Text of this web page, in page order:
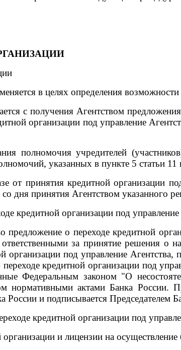
в целях определения
с получения Агентством
организации под управление
полномочия учредителей
указанных в пункте 5 статьи
от принятия кредитной организации
дня принятия Агентством указанного
кредитной организации под управление
предложение о переходе кредитной
за принятие решения о
организации под управление
кредитной организации под
Федеральным законом "О
нормативными актами Банка России.
и подписывается Председателем
кредитной организации под
и лицензии на осуществление